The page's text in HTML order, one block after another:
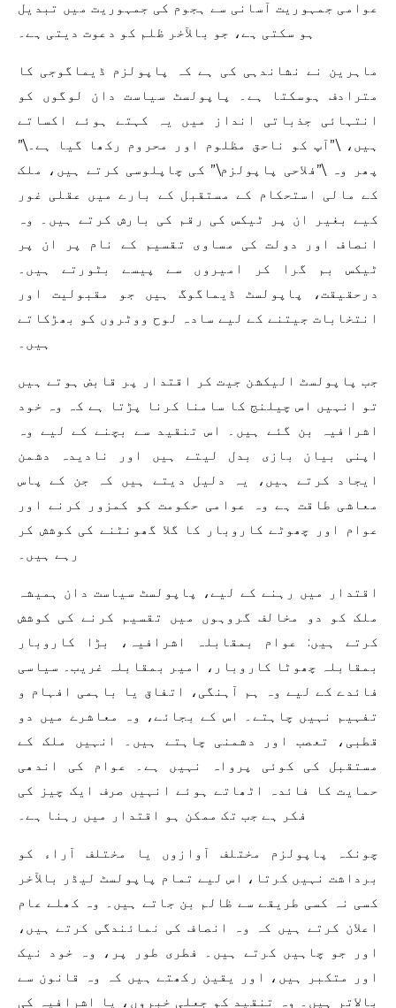
عوامی جمہوریت آسانی سے ہجوم کی جمہوریت میں تبدیل
ہو سکتی ہے، جو بالآخر ظلم کو دعوت دیتی ہے۔
ماہرین نے نشاندہی کی ہے کہ پاپولزم ڈیماگوجی کا
مترادف ہوسکتا ہے۔ پاپولسٹ سیاست دان لوگوں کو
انتہائی جذباتی انداز میں یہ کہتے ہوئے اکساتے
ہیں، \”آپ کو ناحق مظلوم اور محروم رکھا گیا ہے۔\”
پھر وہ \”فلاحی پاپولزم\” کی چاپلوسی کرتے ہیں، ملک
کے مالی استحکام کے مستقبل کے بارے میں عقلی غور
کیے بغیر ان پر ٹیکس کی رقم کی بارش کرتے ہیں۔ وہ
انصاف اور دولت کی مساوی تقسیم کے نام پر ان پر
ٹیکس بم گرا کر امیروں سے پیسے بٹورتے ہیں۔
درحقیقت، پاپولسٹ ڈیماگوگ ہیں جو مقبولیت اور
انتخابات جیتنے کے لیے سادہ لوح ووٹروں کو بھڑکاتے
ہیں۔
جب پاپولسٹ الیکشن جیت کر اقتدار پر قابض ہوتے ہیں
تو انہیں اس چیلنج کا سامنا کرنا پڑتا ہے کہ وہ خود
اشرافیہ بن گئے ہیں۔ اس تنقید سے بچنے کے لیے وہ
اپنی بیان بازی بدل لیتے ہیں اور نادیدہ دشمن
ایجاد کرتے ہیں، یہ دلیل دیتے ہیں کہ جن کے پاس
معاشی طاقت ہے وہ عوامی حکومت کو کمزور کرنے اور
عوام اور چھوٹے کاروبار کا گلا گھونٹنے کی کوشش کر
رہے ہیں۔
اقتدار میں رہنے کے لیے، پاپولسٹ سیاست دان ہمیشہ
ملک کو دو مخالف گروہوں میں تقسیم کرنے کی کوشش
کرتے ہیں: عوام بمقابلہ اشرافیہ، بڑا کاروبار
بمقابلہ چھوٹا کاروبار، امیر بمقابلہ غریب۔ سیاسی
فائدے کے لیے وہ ہم آہنگی، اتفاق یا باہمی افہام و
تفہیم نہیں چاہتے۔ اس کے بجائے، وہ معاشرے میں دو
قطبی، تعصب اور دشمنی چاہتے ہیں۔ انہیں ملک کے
مستقبل کی کوئی پرواہ نہیں ہے۔ عوام کی اندھی
حمایت کا فائدہ اٹھاتے ہوئے انہیں صرف ایک چیز کی
فکر ہے جب تک ممکن ہو اقتدار میں رہنا ہے۔
چونکہ پاپولزم مختلف آوازوں یا مختلف آراء کو
برداشت نہیں کرتا، اس لیے تمام پاپولسٹ لیڈر بالآخر
کسی نہ کسی طریقے سے ظالم بن جاتے ہیں۔ وہ کھلے عام
اعلان کرتے ہیں کہ وہ انصاف کی نمائندگی کرتے ہیں،
اور جو چاہیں کرتے ہیں۔ فطری طور پر، وہ خود نیک
اور متکبر ہیں، اور یقین رکھتے ہیں کہ وہ قانون سے
بالاتر ہیں۔ وہ تنقید کو جعلی خبروں، یا اشرافیہ کی